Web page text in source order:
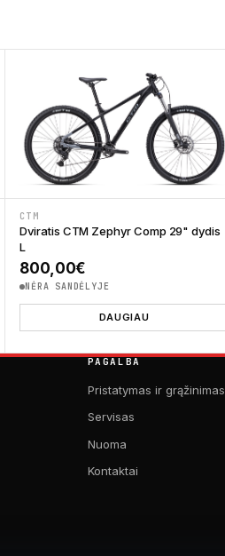
CTM
Dviratis CTM Zephyr Comp 29" dydis
L
800,00€
NĖRA SANDĖLYJE
DAUGIAU
PAGALBA
Pristatymas ir grąžinimas
Servisas
Nuoma
Kontaktai